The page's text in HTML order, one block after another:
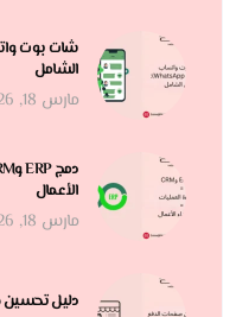
الشامل
مارس 18, 2026
الأعمال
مارس 18, 2026
دليل تحسين